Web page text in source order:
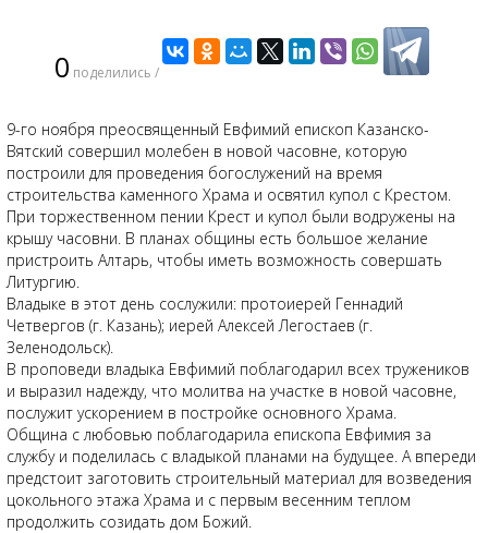
0 поделились /
9-го ноября преосвященный Евфимий епископ Казанско-
Вятский совершил молебен в новой часовне, которую
построили для проведения богослужений на время
строительства каменного Храма и освятил купол с Крестом.
При торжественном пении Крест и купол были водружены на
крышу часовни. В планах общины есть большое желание
пристроить Алтарь, чтобы иметь возможность совершать
Литургию.
Владыке в этот день сослужили: протоиерей Геннадий
Четвергов (г. Казань); иерей Алексей Легостаев (г.
Зеленодольск).
В проповеди владыка Евфимий поблагодарил всех тружеников
и выразил надежду, что молитва на участке в новой часовне,
послужит ускорением в постройке основного Храма.
Община с любовью поблагодарила епископа Евфимия за
службу и поделилась с владыкой планами на будущее. А впереди
предстоит заготовить строительный материал для возведения
цокольного этажа Храма и с первым весенним теплом
продолжить созидать дом Божий.